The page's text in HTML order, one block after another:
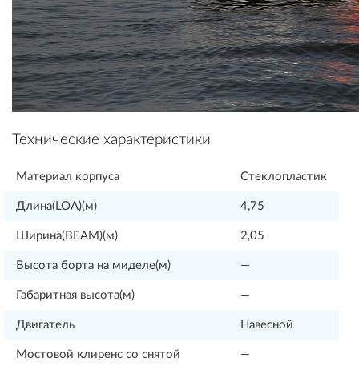
Технические характеристики
Материал корпуса Стеклопластик
Длина(LOA)(м) 4,75
Ширина(BEAM)(м) 2,05
Высота борта на миделе(м) —
Габаритная высота(м) —
Двигатель Навесной
Мостовой клиренс со снятой
—